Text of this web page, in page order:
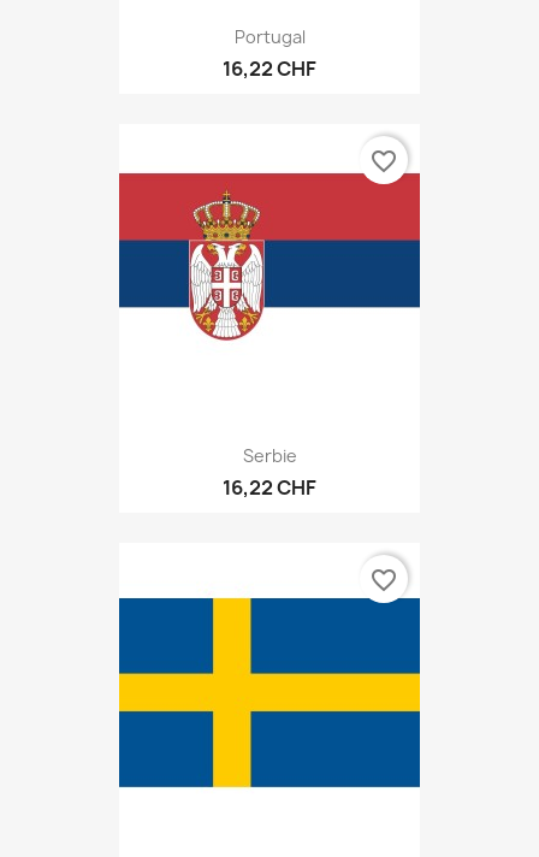
Portugal
16,22 CHF
Serbie
16,22 CHF
favorite_border
favorite_border